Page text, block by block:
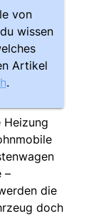
von
wissen
Artikel
.
Heizung
–
die
doch